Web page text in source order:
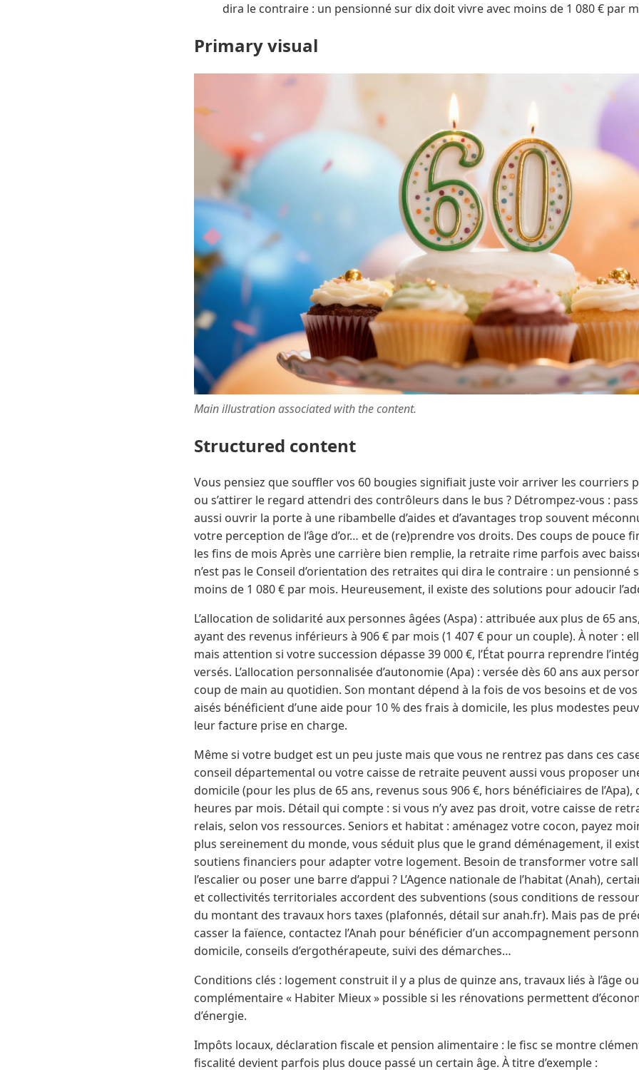
dira le contraire : un pensionné sur dix doit vivre avec moins de 1 080 € par
Primary visual
Main illustration associated with the content.
Structured content
Vous pensiez que souffler vos 60 bougies signifiait juste voir arriver les courriers
ou s’attirer le regard attendri des contrôleurs dans le bus ? Détrompez-vous :
aussi ouvrir la porte à une ribambelle d’aides et d’avantages trop souvent
votre perception de l’âge d’or… et de (re)prendre vos droits. Des coups de pouce
les fins de mois Après une carrière bien remplie, la retraite rime parfois avec
n’est pas le Conseil d’orientation des retraites qui dira le contraire : un pensionné
moins de 1 080 € par mois. Heureusement, il existe des solutions pour adoucir
L’allocation de solidarité aux personnes âgées (Aspa) : attribuée aux plus de 65
ayant des revenus inférieurs à 906 € par mois (1 407 € pour un couple). À noter :
mais attention si votre succession dépasse 39 000 €, l’État pourra reprendre
versés. L’allocation personnalisée d’autonomie (Apa) : versée dès 60 ans aux
coup de main au quotidien. Son montant dépend à la fois de vos besoins et de
aisés bénéficient d’une aide pour 10 % des frais à domicile, les plus modestes
leur facture prise en charge.
Même si votre budget est un peu juste mais que vous ne rentrez pas dans ces
conseil départemental ou votre caisse de retraite peuvent aussi vous proposer
domicile (pour les plus de 65 ans, revenus sous 906 €, hors bénéficiaires de l’Apa),
heures par mois. Détail qui compte : si vous n’y avez pas droit, votre caisse de
relais, selon vos ressources. Seniors et habitat : aménagez votre cocon, payez
plus sereinement du monde, vous séduit plus que le grand déménagement, il
soutiens financiers pour adapter votre logement. Besoin de transformer votre
l’escalier ou poser une barre d’appui ? L’Agence nationale de l’habitat (Anah),
et collectivités territoriales accordent des subventions (sous conditions de
du montant des travaux hors taxes (plafonnés, détail sur anah.fr). Mais pas de
casser la faïence, contactez l’Anah pour bénéficier d’un accompagnement
domicile, conseils d’ergothérapeute, suivi des démarches…
Conditions clés : logement construit il y a plus de quinze ans, travaux liés à l’âge
complémentaire « Habiter Mieux » possible si les rénovations permettent
d’énergie.
Impôts locaux, déclaration fiscale et pension alimentaire : le fisc se montre
fiscalité devient parfois plus douce passé un certain âge. À titre d’exemple :